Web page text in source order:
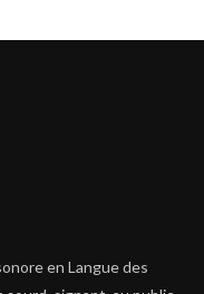
en Langue des